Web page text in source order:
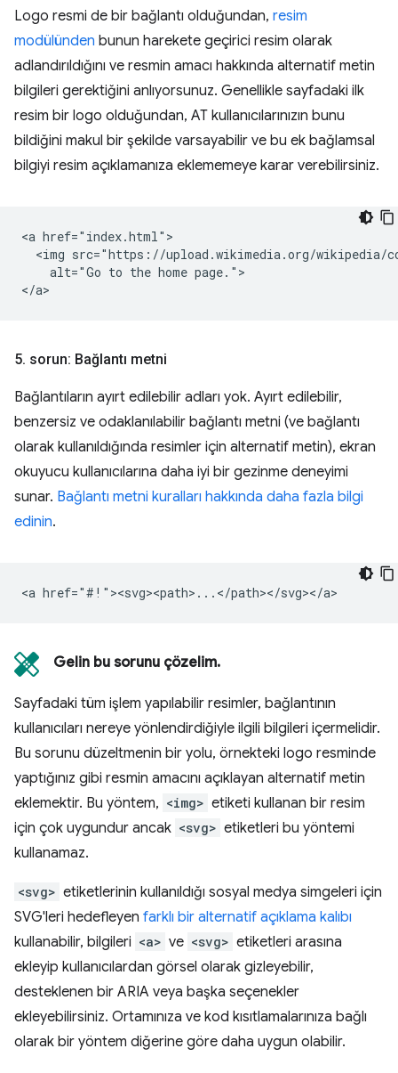
Logo resmi de bir bağlantı olduğundan, resim
modülünden bunun harekete geçirici resim olarak
adlandırıldığını ve resmin amacı hakkında alternatif metin
bilgileri gerektiğini anlıyorsunuz. Genellikle sayfadaki ilk
resim bir logo olduğundan, AT kullanıcılarınızın bunu
bildiğini makul bir şekilde varsayabilir ve bu ek bağlamsal
bilgiyi resim açıklamanıza eklememeye karar verebilirsiniz.
<a href="index.html">
<img src="https://upload.wikimedia.org/wikipedia/
    alt="Go to the home page.">
5. sorun: Bağlantı metni
Bağlantıların ayırt edilebilir adları yok. Ayırt edilebilir,
benzersiz ve odaklanılabilir bağlantı metni (ve bağlantı
olarak kullanıldığında resimler için alternatif metin), ekran
okuyucu kullanıcılarına daha iyi bir gezinme deneyimi
sunar. Bağlantı metni kuralları hakkında daha fazla bilgi
edinin.
Gelin bu sorunu çözelim.
Sayfadaki tüm işlem yapılabilir resimler, bağlantının
kullanıcıları nereye yönlendirdiğiyle ilgili bilgileri içermelidir.
Bu sorunu düzeltmenin bir yolu, örnekteki logo resminde
yaptığınız gibi resmin amacını açıklayan alternatif metin
eklemektir. Bu yöntem, <img> etiketi kullanan bir resim
için çok uygundur ancak <svg> etiketleri bu yöntemi
kullanamaz.
<svg> etiketlerinin kullanıldığı sosyal medya simgeleri için
SVG'leri hedefleyen farklı bir alternatif açıklama kalıbı
kullanabilir, bilgileri <a> ve <svg> etiketleri arasına
ekleyip kullanıcılardan görsel olarak gizleyebilir,
desteklenen bir ARIA veya başka seçenekler
ekleyebilirsiniz. Ortamınıza ve kod kısıtlamalarınıza bağlı
olarak bir yöntem diğerine göre daha uygun olabilir.